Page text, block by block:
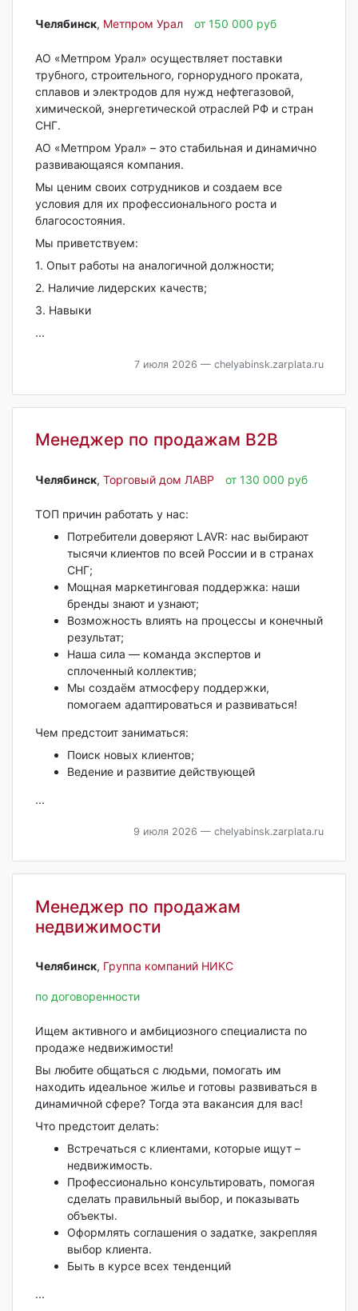
Челябинск‎, Метпром Урал от 150 000 руб
АО «Метпром Урал» осуществляет поставки
трубного, строительного, горнорудного проката,
сплавов и электродов для нужд нефтегазовой,
химической, энергетической отраслей РФ и стран
СНГ.
АО «Метпром Урал» – это стабильная и динамично
развивающаяся компания.
Мы ценим своих сотрудников и создаем все
условия для их профессионального роста и
благосостояния.
Мы приветствуем:
1. Опыт работы на аналогичной должности;
2. Наличие лидерских качеств;
3. Навыки
...
7 июля 2026 — chelyabinsk.zarplata.ru
Менеджер по продажам B2B
Челябинск‎, Торговый дом ЛАВР от 130 000 руб
ТОП причин работать у нас:
Потребители доверяют LAVR: нас выбирают
тысячи клиентов по всей России и в странах
СНГ;
Мощная маркетинговая поддержка: наши
бренды знают и узнают;
Возможность влиять на процессы и конечный
результат;
Наша сила — команда экспертов и
сплоченный коллектив;
Мы создаём атмосферу поддержки,
помогаем адаптироваться и развиваться!
Чем предстоит заниматься:
Поиск новых клиентов;
Ведение и развитие действующей
...
9 июля 2026 — chelyabinsk.zarplata.ru
Менеджер по продажам
недвижимости
Челябинск‎, Группа компаний НИКС
по договоренности
Ищем активного и амбициозного специалиста по
продаже недвижимости!
Вы любите общаться с людьми, помогать им
находить идеальное жилье и готовы развиваться в
динамичной сфере? Тогда эта вакансия для вас!
Что предстоит делать:
Встречаться с клиентами, которые ищут –
недвижимость.
Профессионально консультировать, помогая
сделать правильный выбор, и показывать
объекты.
Оформлять соглашения о задатке, закрепляя
выбор клиента.
Быть в курсе всех тенденций
...